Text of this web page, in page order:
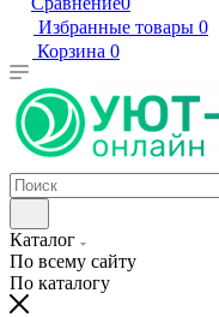
Избранные товары 0
Корзина 0
Каталог
По всему сайту
По каталогу